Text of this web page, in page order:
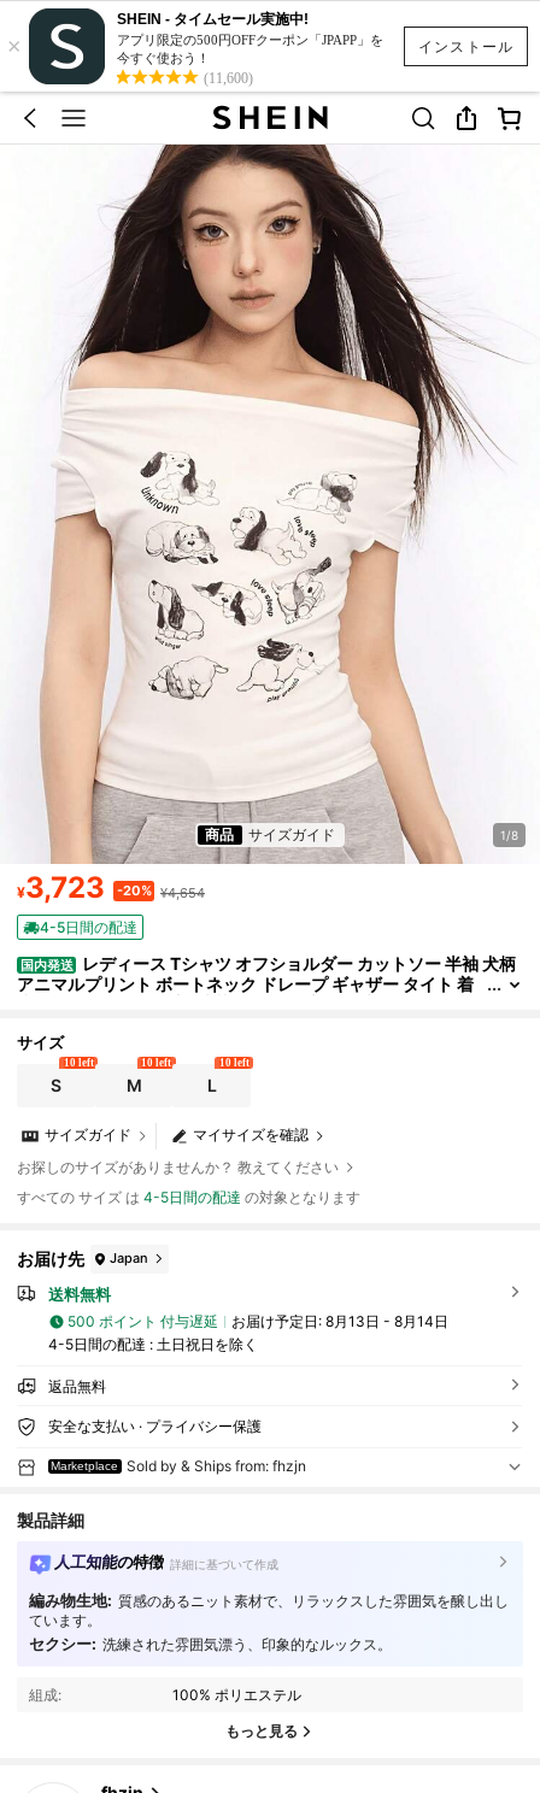
インストール
×
SHEIN - タイムセール実施中!
アプリ限定の500円OFFクーポン「JPAPP」を
今すぐ使おう！
(11,600)
商品 サイズガイド 1/8
¥3,723 -20% ¥4,654
4-5日間の配達
国内発送
レディース Tシャツ オフショルダー カットソー 半袖 犬柄
アニマルプリント ボートネック ドレープ ギャザー タイト 着
け 通学 デイリー ホワイト アイボリー 春 夏 トップス 伸縮性 柔らか
い グラフィックT プリントT 華奢見え こなれ感 スタイリッシュ カ
ジュアル 10代 20代 30代 抜け感 モノトーン シンプル ショート丈
クロップド
サイズ
S
10 left
M
10 left
L
10 left
マイサイズを確認
サイズガイド
お探しのサイズがありませんか？ 教えてください
すべての サイズ は4-5日間の配達 の対象となります
お届け先 Japan
送料無料
500 ポイント 付与遅延 お届け予定日: 8月13日 - 8月14日
4-5日間の配達 : 土日祝日を除く
返品無料
安全な支払い · プライバシー保護
Marketplace Sold by & Ships from: fhzjn
製品詳細
人工知能の特徴 詳細に基づいて作成
編み物生地: 質感のあるニット素材で、リラックスした雰囲気を醸し出し
ています。
セクシー: 洗練された雰囲気漂う、印象的なルックス。
組成: 100% ポリエステル
もっと見る
4.60 54 フォロワー
54 フォロワー